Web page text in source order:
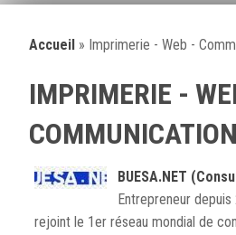
Accueil » Imprimerie - Web -
IMPRIMERIE -
COMMUNICATION
BUESA.NET
Entrepreneur depuis
rejoint le 1er réseau mondial de